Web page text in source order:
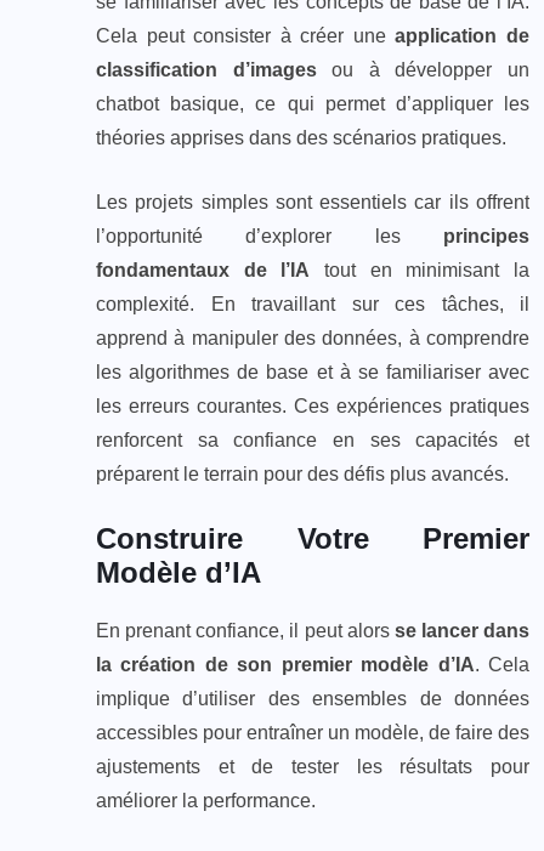
Cela peut consister à créer uneapplication de
classification d’imagesou à développer un
chatbot basique, ce qui permet d’appliquer les
théories apprises dans des scénarios pratiques.
Les projets simples sont essentiels car ils offrent
l’opportunité d’explorer les principes
fondamentaux de l’IA tout en minimisant la
complexité. En travaillant sur ces tâches, il
apprend à manipuler des données, à comprendre
les algorithmes de base et à se familiariser avec
les erreurs courantes. Ces expériences pratiques
renforcent sa confiance en ses capacités et
préparent le terrain pour des défis plus avancés.
Construire Votre Premier
Modèle d’IA
En prenant confiance, il peut alors se lancer dans
la création de son premier modèle d’IA. Cela
implique d’utiliser des ensembles de données
accessibles pour entraîner un modèle, de faire des
ajustements et de tester les résultats pour
améliorer la performance.